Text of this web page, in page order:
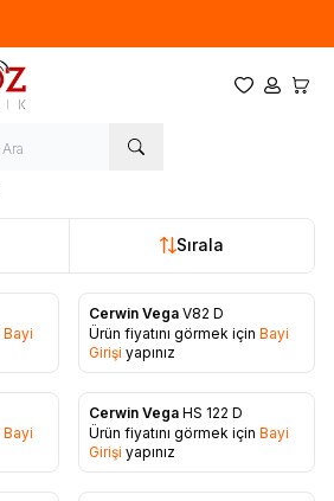
Favorilerim
Hesabım
Sırala
Bayi
Favorilere Ekle
Cerwin Vega V82 D
Ürün fiyatını görmek için Bayi
Girişi yapınız
Bayi
Favorilere Ekle
Cerwin Vega HS 122 D
Ürün fiyatını görmek için Bayi
Girişi yapınız